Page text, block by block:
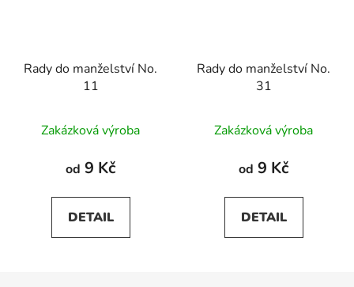
Rady do manželství No.
11
Zakázková výroba
od 9 Kč
DETAIL
Rady do manželství No.
31
Zakázková výroba
od 9 Kč
DETAIL